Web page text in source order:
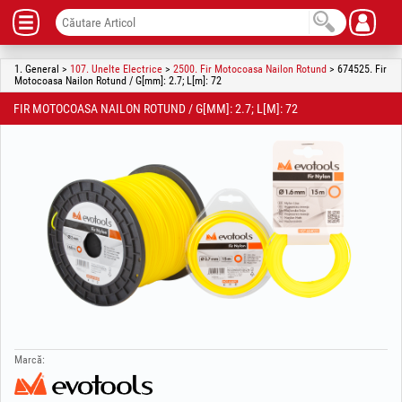
1. General > 107. Unelte Electrice > 2500. Fir Motocoasa Nailon Rotund > 674525. Fir
Motocoasa Nailon Rotund / G[mm]: 2.7; L[m]: 72
FIR MOTOCOASA NAILON ROTUND / G[MM]: 2.7; L[M]: 72
Marcă: